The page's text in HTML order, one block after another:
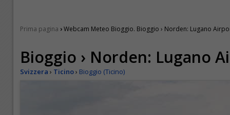
Prima pagina ›Webcam Meteo Bioggio. Bioggio › Norden: Lugano
Bioggio › Norden: Lugano
Svizzera › Ticino› Bioggio (Ticino)